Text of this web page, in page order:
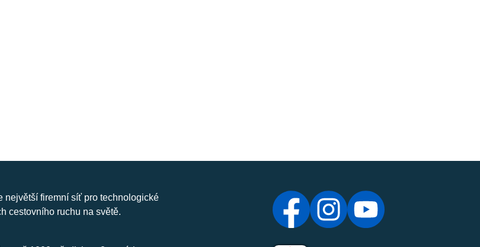
největší firemní síť pro technologické
cestovního ruchu na světě.